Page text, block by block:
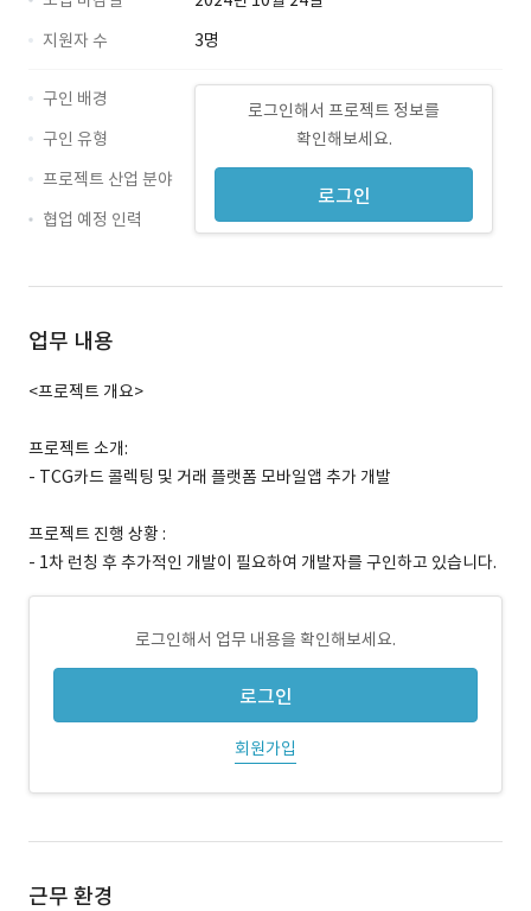
지원자 수
3명
로그인해서 프로젝트 정보를
확인해보세요.
로그인
구인 배경
구인 유형
프로젝트 산업 분야
협업 예정 인력
업무 내용
<프로젝트 개요>
프로젝트 소개:
- TCG카드 콜렉팅 및 거래 플랫폼 모바일앱 추가 개발
프로젝트 진행 상황 :
- 1차 런칭 후 추가적인 개발이 필요하여 개발자를 구인하고 있습니다.
로그인해서 업무 내용을 확인해보세요.
로그인
회원가입
근무 환경